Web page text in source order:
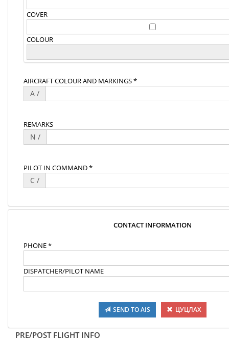
COVER
COLOUR
AIRCRAFT COLOUR AND MARKINGS *
A /
REMARKS
N /
PILOT IN COMMAND *
C /
CONTACT INFORMATION
PHONE *
DISPATCHER/PILOT NAME
SEND TO AIS ЦУЦЛАХ
PRE/POST FLIGHT INFO